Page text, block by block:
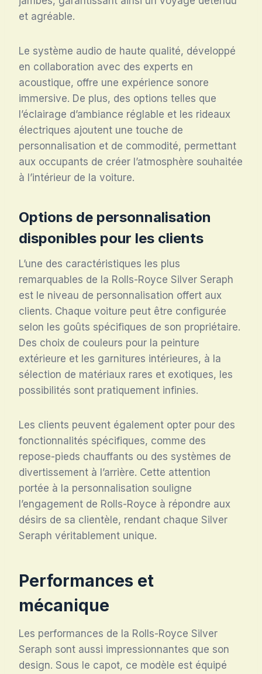
et agréable.
Le système audio de haute qualité, développé
en collaboration avec des experts en
acoustique, offre une expérience sonore
immersive. De plus, des options telles que
l’éclairage d’ambiance réglable et les rideaux
électriques ajoutent une touche de
personnalisation et de commodité, permettant
aux occupants de créer l’atmosphère souhaitée
à l’intérieur de la voiture.
Options de personnalisation
disponibles pour les clients
L’une des caractéristiques les plus
remarquables de la Rolls-Royce Silver Seraph
est le niveau de personnalisation offert aux
clients. Chaque voiture peut être configurée
selon les goûts spécifiques de son propriétaire.
Des choix de couleurs pour la peinture
extérieure et les garnitures intérieures, à la
sélection de matériaux rares et exotiques, les
possibilités sont pratiquement infinies.
Les clients peuvent également opter pour des
fonctionnalités spécifiques, comme des
repose-pieds chauffants ou des systèmes de
divertissement à l’arrière. Cette attention
portée à la personnalisation souligne
l’engagement de Rolls-Royce à répondre aux
désirs de sa clientèle, rendant chaque Silver
Seraph véritablement unique.
Performances et
mécanique
Les performances de la Rolls-Royce Silver
Seraph sont aussi impressionnantes que son
design. Sous le capot, ce modèle est équipé